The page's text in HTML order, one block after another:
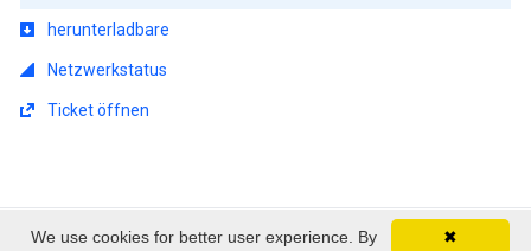
herunterladbare
Netzwerkstatus
Ticket öffnen
✖
We use cookies for better user experience. By